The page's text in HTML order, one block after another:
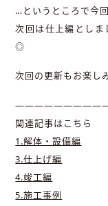
…というところで今
次回は仕上編とし
◎
次回の更新もお楽し
関連記事はこちら
1.解体・設備編
3.仕上げ編
4.竣工編
5.施工事例